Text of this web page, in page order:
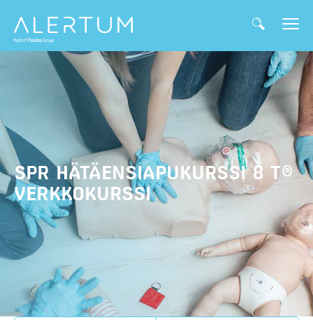
SPR HÄTÄENSIAPUKURSSI 8 T®
VERKKOKURSSI